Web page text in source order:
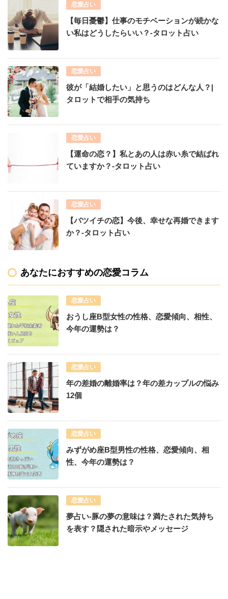
恋愛占い
【毎日憂鬱】仕事のモチベーションが続かな
い私はどうしたらいい？-タロット占い
恋愛占い
彼が「結婚したい」と思うのはどんな人？|
タロットで相手の気持ち
恋愛占い
【運命の恋？】私とあの人は赤い糸で結ばれ
ていますか？-タロット占い
恋愛占い
【バツイチの恋】今後、幸せな再婚できます
か？-タロット占い
あなたにおすすめの恋愛コラム
恋愛占い
おうし座B型女性の性格、恋愛傾向、相性、
今年の運勢は？
恋愛占い
年の差婚の離婚率は？年の差カップルの悩み
12個
恋愛占い
みずがめ座B型男性の性格、恋愛傾向、相
性、今年の運勢は？
恋愛占い
夢占い-豚の夢の意味は？満たされた気持ち
を表す？隠された暗示やメッセージ